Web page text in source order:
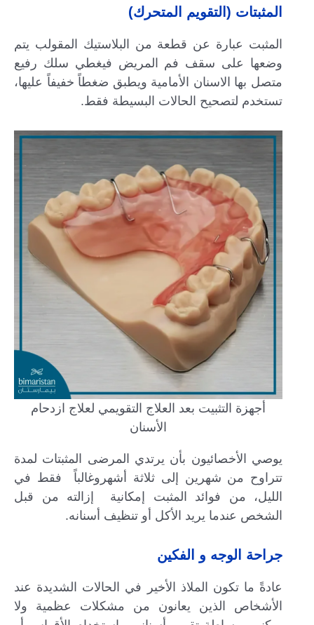
المثبتات (التقويم المتحرك)
المثبت عبارة عن قطعة من البلاستيك المقولب يتم
وضعها على سقف فم المريض فيغطي سلك رفيع
متصل بها الاسنان الأمامية ويطبق ضغطاً خفيفاً عليها،
تستخدم لتصحيح الحالات البسيطة فقط.
أجهزة التثبيت بعد العلاج التقويمي لعلاج ازدحام
الأسنان
يوصي الأخصائيون بأن يرتدي المرضى المثبتات لمدة
تتراوح من شهرين إلى ثلاثة أشهروغالباً فقط في
الليل، من فوائد المثبت إمكانية إزالته من قبل
الشخص عندما يريد الأكل أو تنظيف أسنانه.
جراحة الوجه و الفكين
عادةً ما تكون الملاذ الأخير في الحالات الشديدة عند
الأشخاص الذين يعانون من مشكلات عظمية ولا